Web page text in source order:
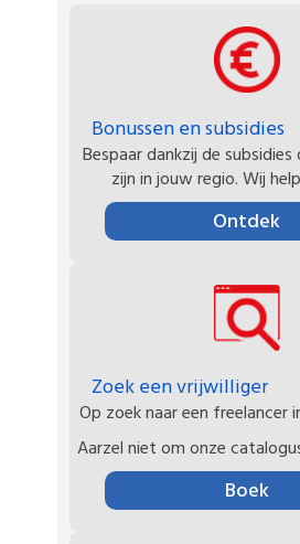
Bonussen en subsidies
Bespaar dankzij de subsidies
zijn in jouw regio. Wij
Ontdek
Zoek een vrijwilliger
Op zoek naar een freelancer
Aarzel niet om onze
Boek